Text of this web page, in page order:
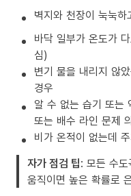
벽지와 천장이 눅눅
바닥 일부가 온도가
심)
변기 물을 내리지 않
경우
알 수 없는 습기 또는
또는 배수 라인 문제
비가 온적이 없는데
자가 점검 팁: 모든 수
움직이면 높은 확률로